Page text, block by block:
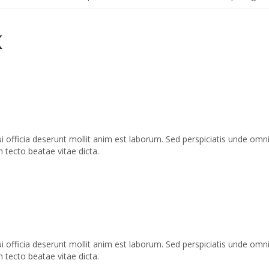
officia deserunt mollit anim est laborum. Sed perspiciatis unde
tecto beatae vitae dicta.
officia deserunt mollit anim est laborum. Sed perspiciatis unde
tecto beatae vitae dicta.